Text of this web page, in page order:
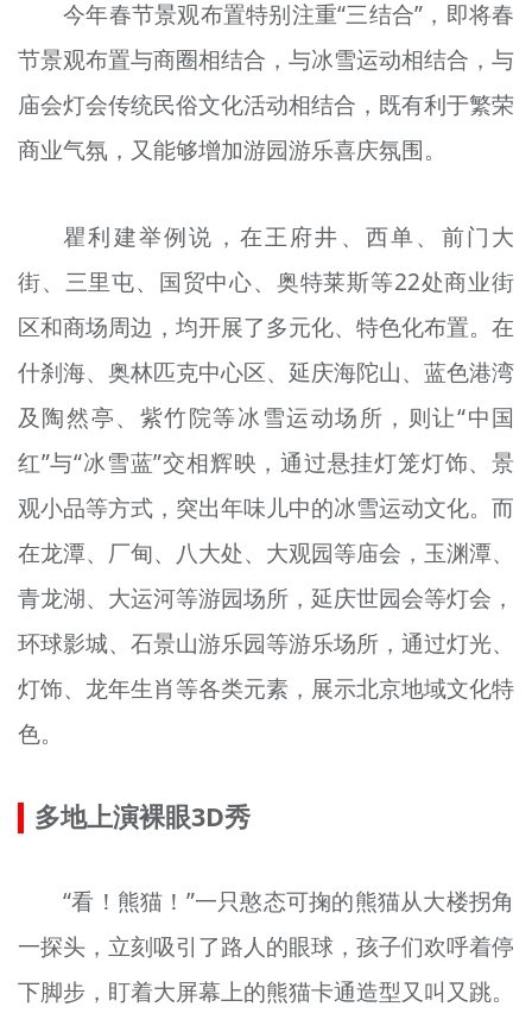
今年春节景观布置特别注重“三结合”，即将春
节景观布置与商圈相结合，与冰雪运动相结合，与
庙会灯会传统民俗文化活动相结合，既有利于繁荣
商业气氛，又能够增加游园游乐喜庆氛围。
瞿利建举例说，在王府井、西单、前门大
街、三里屯、国贸中心、奥特莱斯等22处商业街
区和商场周边，均开展了多元化、特色化布置。在
什刹海、奥林匹克中心区、延庆海陀山、蓝色港湾
及陶然亭、紫竹院等冰雪运动场所，则让“中国
红”与“冰雪蓝”交相辉映，通过悬挂灯笼灯饰、景
观小品等方式，突出年味儿中的冰雪运动文化。而
在龙潭、厂甸、八大处、大观园等庙会，玉渊潭、
青龙湖、大运河等游园场所，延庆世园会等灯会，
环球影城、石景山游乐园等游乐场所，通过灯光、
灯饰、龙年生肖等各类元素，展示北京地域文化特
色。
多地上演裸眼3D秀
“看！熊猫！”一只憨态可掬的熊猫从大楼拐角
一探头，立刻吸引了路人的眼球，孩子们欢呼着停
下脚步，盯着大屏幕上的熊猫卡通造型又叫又跳。